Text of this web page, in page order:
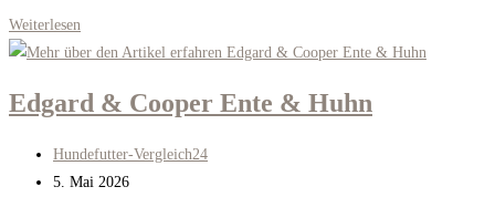
Weiterlesen
Hirsch
Edgard & Cooper Ente & Huhn
Beitrags-
Autor:
Hundefutter-Vergleich24
Beitrag
5. Mai 2026